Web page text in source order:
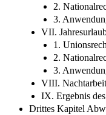
2.
3.
VII.
1.
2.
3.
VIII. Nachtarbeit
IX. Ergebnis
Drittes Kapitel